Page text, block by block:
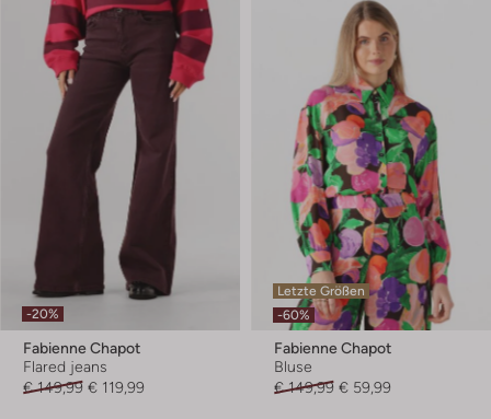
-20%
Fabienne Chapot
Flared jeans
€ 149,99 € 119,99
Letzte Größen
-60%
Fabienne Chapot
Bluse
€ 149,99 € 59,99